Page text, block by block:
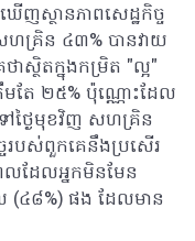
ស្ថានភាពសេដ្ឋកិច្ច
សហគ្រិន ៤៣% បានវាយ
ថាស្ថិតក្នុងកម្រិត "ល្អ"
តែ ២៥% ប៉ុណ្ណោះដែល
ថ្ងៃមុខវិញ សហគ្រិន
របស់ពួកគេនឹងប្រសើរ
លដែលអ្នកមិនមែន
៤៨%) ផង ដែលមាន